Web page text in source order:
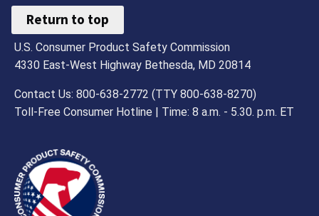
Return to top
U.S. Consumer Product Safety Commission
4330 East-West Highway Bethesda, MD 20814
Contact Us: 800-638-2772 (TTY 800-638-8270)
Toll-Free Consumer Hotline | Time: 8 a.m. - 5.30. p.m. ET